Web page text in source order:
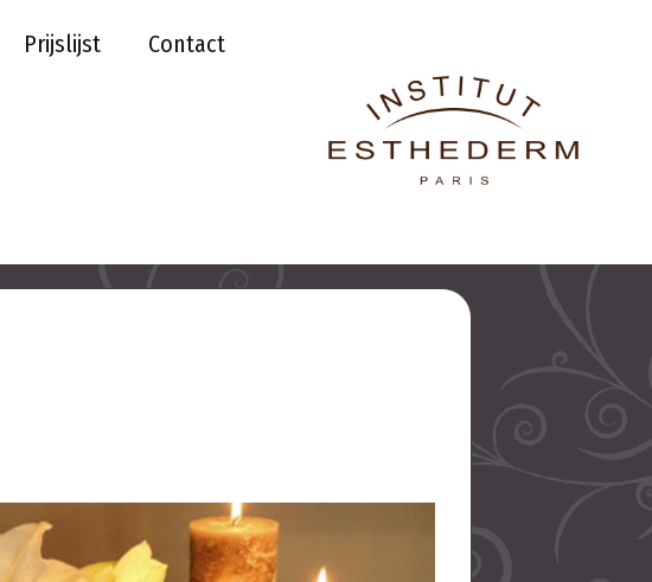
Prijslijst Contact